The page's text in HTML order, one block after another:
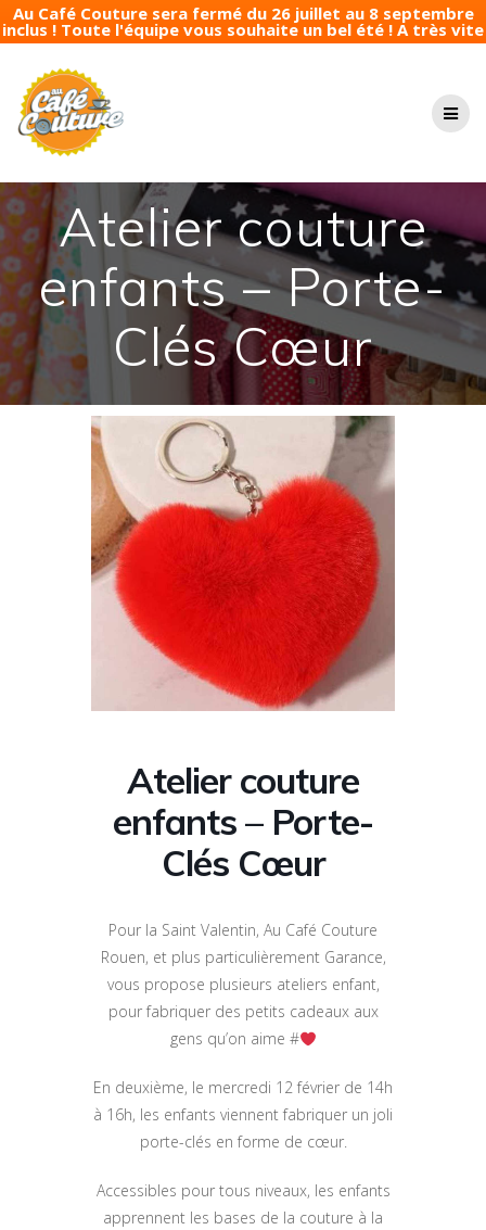
Au Café Couture sera fermé du 26 juillet au 8 septembre
inclus ! Toute l'équipe vous souhaite un bel été ! A très vite
Atelier couture
enfants – Porte-
Clés Cœur
Atelier couture
enfants – Porte-
Clés Cœur
Pour la Saint Valentin, Au Café Couture
Rouen, et plus particulièrement Garance,
vous propose plusieurs ateliers enfant,
pour fabriquer des petits cadeaux aux
gens qu’on aime #
En deuxième, le mercredi 12 février de 14h
à 16h, les enfants viennent fabriquer un joli
porte-clés en forme de cœur.
Accessibles pour tous niveaux, les enfants
apprennent les bases de la couture à la